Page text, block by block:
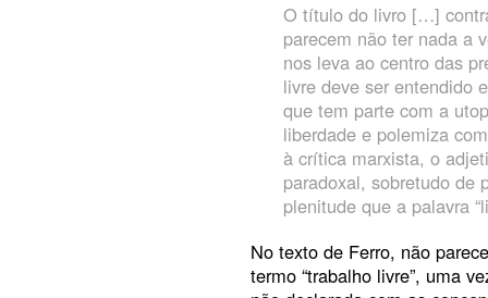
O título do livro […]
parecem não ter nada a
nos leva ao centro das
livre deve ser entendido
que tem parte com a
liberdade e polemiza
à crítica marxista, o
paradoxal, sobretudo de
plenitude que a palavra
No texto de Ferro, não
termo “trabalho livre”, uma